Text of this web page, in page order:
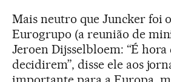
Mais neutro que Juncker foi
Eurogrupo (a reunião de
Jeroen Dijsselbloem: “É hora
decidirem”, disse ele aos